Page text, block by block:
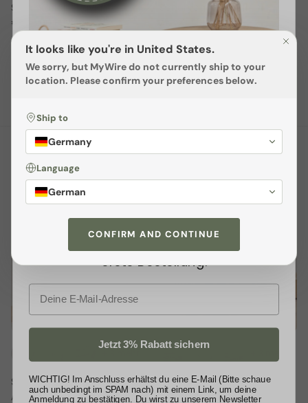
Schuhregal - Navia
€389,00 EUR
Schuhregal - Rodl1
€99,00 EUR €105,00
71 bewertungen
Schuhregal - Inn 2er SET
Ab €89,00 EUR
Schuhregal - Rodl2
Ab €139,00 EUR €149,00
Sichere dir
Melden dich jetzt zu unserem
Newsletteran und profitiere von
exklusivenAngebotensowie wertvollen
Tipps. Als kleines Dankeschön
schenken wir dir3% Rabattauf deine
erste Bestellung.
E-Mail
Jetzt 3% Rabatt sichern
WICHTIG! Im Anschluss erhältst du eine E-Mail (Bitte schaue
auch unbedingt im SPAM nach) mit einem Link, um deine
Anmeldung zu bestätigen. Du wirst zu unserem Newsletter
It looks like you're in United States.
We sorry, but MyWiredo not currently ship to your
location. Please confirm your preferences below.
Ship to
Germany
Language
German
CONFIRM AND CONTINUE